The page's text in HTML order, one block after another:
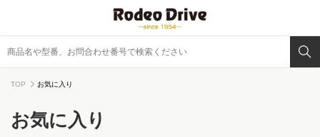
TOP お気に入り
お気に入り